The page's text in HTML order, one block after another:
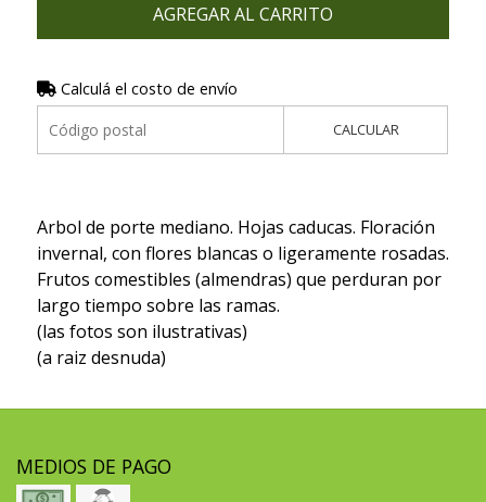
AGREGAR AL CARRITO
Calculá el costo de envío
CALCULAR
Arbol de porte mediano. Hojas caducas. Floración
invernal, con flores blancas o ligeramente rosadas.
Frutos comestibles (almendras) que perduran por
largo tiempo sobre las ramas.
(las fotos son ilustrativas)
(a raiz desnuda)
MEDIOS DE PAGO